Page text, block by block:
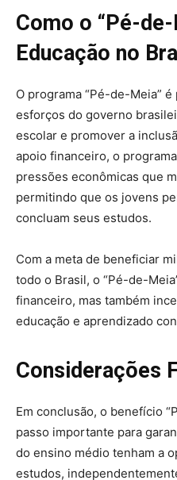
Como o “Pé-
Educação no
O programa “Pé-de-Meia”
esforços do governo
escolar e promover a
apoio financeiro, o
pressões econômicas que
permitindo que os jovens
concluam seus estudos.
Com a meta de beneficiar
todo o Brasil, o “Pé-de-
financeiro, mas também
educação e aprendizado
Considerações
Em conclusão, o benefício
passo importante para
do ensino médio tenham a
estudos,